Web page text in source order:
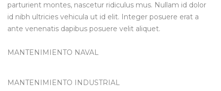
parturient montes, nascetur ridiculus mus. Nullam id dolor
id nibh ultricies vehicula ut id elit. Integer posuere erat a
ante venenatis dapibus posuere velit aliquet.
MANTENIMIENTO NAVAL
MANTENIMIENTO INDUSTRIAL